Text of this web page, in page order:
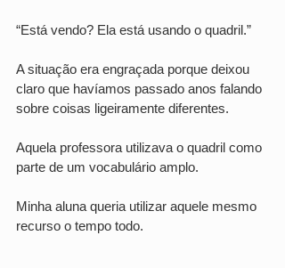
“Está vendo? Ela está usando o quadril.”
A situação era engraçada porque deixou
claro que havíamos passado anos falando
sobre coisas ligeiramente diferentes.
Aquela professora utilizava o quadril como
parte de um vocabulário amplo.
Minha aluna queria utilizar aquele mesmo
recurso o tempo todo.